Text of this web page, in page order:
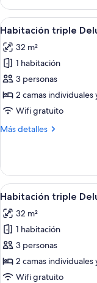
(The
Corner
Single
Ver
todas
las
fotos
de
Habitación
triple
(3
5
Habitación triple
32 m²
1 habitación
3 personas
2 camas individuales
Wifi gratuito
Más detalles
Más
triple
Deluxe
(3
Ver
todas
las
fotos
de
Habitación
triple
5
Habitación triple
32 m²
1 habitación
3 personas
2 camas individuales
Wifi gratuito